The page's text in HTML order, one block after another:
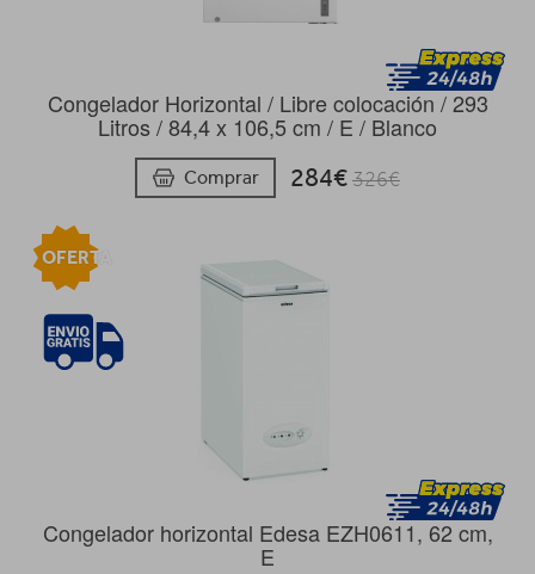
Congelador Horizontal / Libre colocación / 293
Litros / 84,4 x 106,5 cm / E / Blanco
Comprar 284€326€
Congelador horizontal Edesa EZH0611, 62 cm,
E
OFERTA